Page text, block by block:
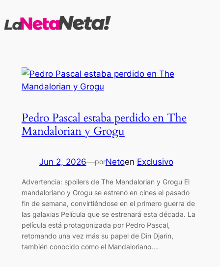
al
Pedro Pascal estaba perdido en The
Mandalorian y Grogu
Jun 2, 2026—porNetoen Exclusivo
Advertencia: spoilers de The Mandalorian y Grogu El
mandaloriano y Grogu se estrenó en cines el pasado
fin de semana, convirtiéndose en el primero guerra de
las galaxias Película que se estrenará esta década. La
película está protagonizada por Pedro Pascal,
retomando una vez más su papel de Din Djarin,
también conocido como el Mandaloriano.…